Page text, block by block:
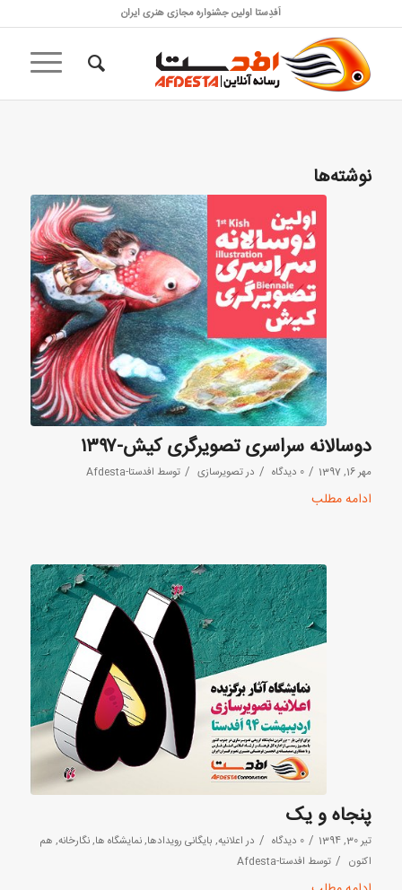
اَفدِستا اولین جشنواره مجازی هنری ایران
نوشته‌ها
دوسالانه سراسری تصویرگری کیش-۱۳۹۷
مهر 16, 1397 / 0 دیدگاه / در تصویرسازی / توسط افدستا-Afdesta
ادامه مطلب
پنجاه و یک
تیر 30, 1394 / 0 دیدگاه / دراعلانیه, بایگانی رویدادها,نمایشگاه ها,نگارخانه, هم
اکنون / توسط افدستا-Afdesta